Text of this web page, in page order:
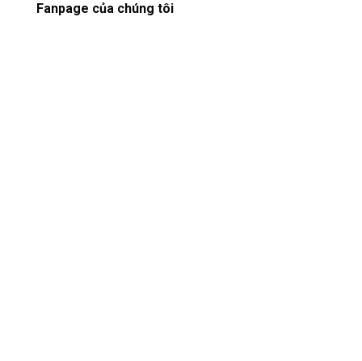
Fanpage của chúng tôi